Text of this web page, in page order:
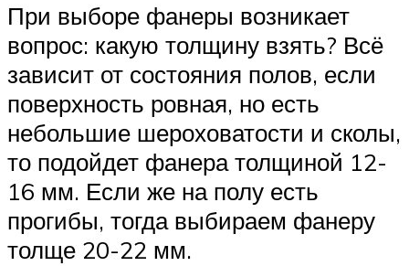
При выборе фанеры возникает
вопрос: какую толщину взять? Всё
зависит от состояния полов, если
поверхность ровная, но есть
небольшие шероховатости и сколы,
то подойдет фанера толщиной 12-
16 мм. Если же на полу есть
прогибы, тогда выбираем фанеру
толще 20-22 мм.